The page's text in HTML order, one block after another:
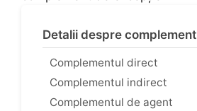
Detalii despre complement
Complementul direct
Complementul indirect
Complementul de agent